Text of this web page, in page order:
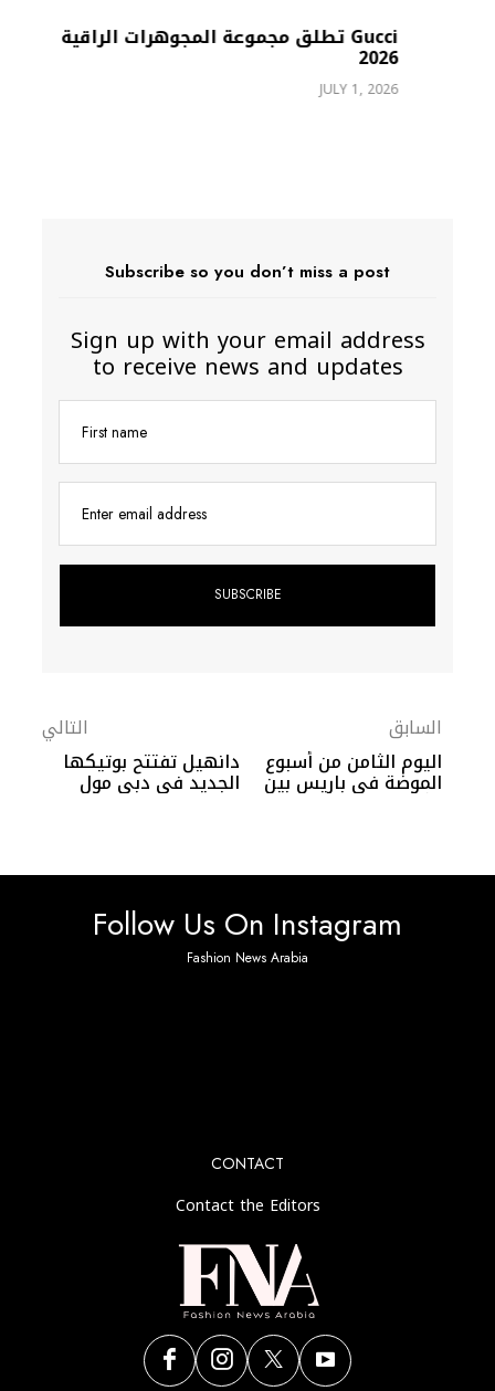
Gucci تطلق مجموعة المجوهرات الراقية
2026
JULY 1, 2026
Subscribe so you don’t miss a post
Sign up with your email address
to receive news and updates
First name
Enter email address
السابق
اليوم الثامن من أسبوع
الموضة في باريس بين
الأنوثة والخيال والعلم
التالي
دانهيل تفتتح بوتيكها
الجديد في دبي مول
Follow Us On Instagram
Fashion News Arabia
CONTACT
Contact the Editors